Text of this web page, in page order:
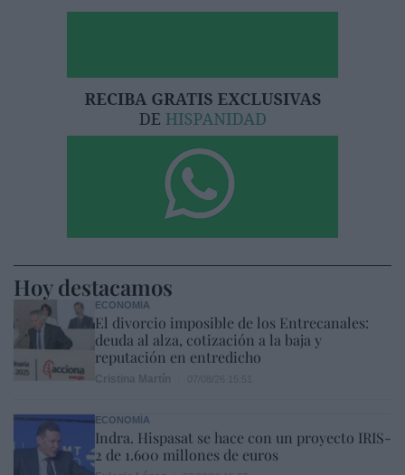
Hoy destacamos
ECONOMÍA
El divorcio imposible de los Entrecanales:
deuda al alza, cotización a la baja y
reputación en entredicho
ECONOMÍA
Indra. Hispasat se hace con un proyecto IRIS-
2 de 1.600 millones de euros